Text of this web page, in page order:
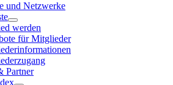
und Netzwerke
werden
für Mitglieder
Partner